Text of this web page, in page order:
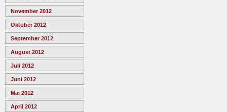
November 2012
Oktober 2012
September 2012
August 2012
Juli 2012
Juni 2012
Mai 2012
April 2012